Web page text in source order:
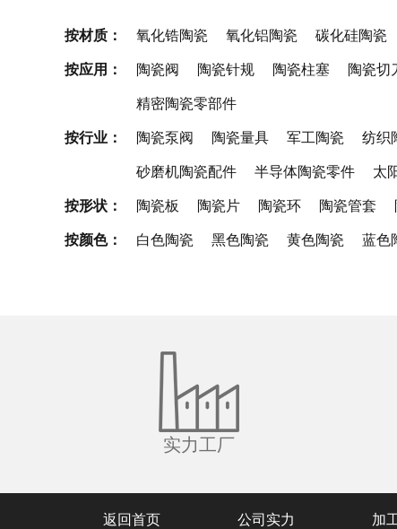
按材质： 氧化锆陶瓷 氧化铝陶瓷 碳化硅陶瓷
按应用： 陶瓷阀 陶瓷针规 陶瓷柱塞 陶瓷切
精密陶瓷零部件
按行业： 陶瓷泵阀 陶瓷量具 军工陶瓷 纺织
砂磨机陶瓷配件 半导体陶瓷零件 太
按形状： 陶瓷板 陶瓷片 陶瓷环 陶瓷管套
按颜色： 白色陶瓷 黑色陶瓷 黄色陶瓷 蓝色
实力工厂
返回首页 公司实力 加